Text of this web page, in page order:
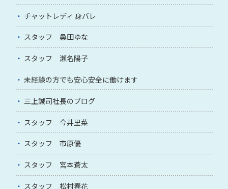
チャットレディ 身バレ
スタッフ 桑田ゆな
スタッフ 瀬名陽子
未経験の方でも安心安全に働けます
三上誠司社長のブログ
スタッフ 今井里菜
スタッフ 市原優
スタッフ 宮本蒼太
スタッフ 松村春花